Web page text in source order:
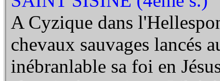
A Cyzique dans
chevaux sauvages lancés
inébranlable sa foi en